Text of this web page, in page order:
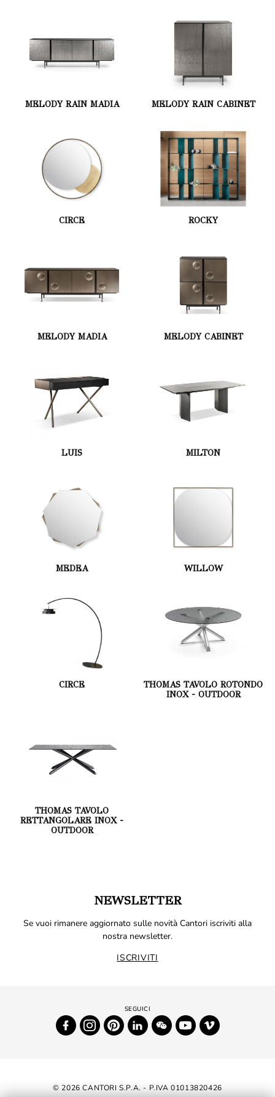
MELODY RAIN MADIA MELODY RAIN CABINET
CIRCE ROCKY
MELODY MADIA MELODY CABINET
LUIS MILTON
MEDEA WILLOW
CIRCE
THOMAS TAVOLO ROTONDO
INOX - OUTDOOR
THOMAS TAVOLO
RETTANGOLARE INOX -
OUTDOOR
NEWSLETTER
Se vuoi rimanere aggiornato sulle novità Cantori iscriviti alla
nostra newsletter.
ISCRIVITI
© 2026 CANTORI S.P.A. - P.IVA 01013820426